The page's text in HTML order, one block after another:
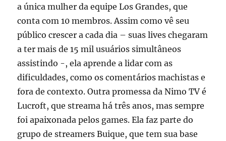
a única mulher da equipe Los Grandes, que
conta com 10 membros. Assim como vê seu
público crescer a cada dia – suas lives chegaram
a ter mais de 15 mil usuários simultâneos
assistindo -, ela aprende a lidar com as
dificuldades, como os comentários machistas e
fora de contexto. Outra promessa da Nimo TV é
Lucroft, que streama há três anos, mas sempre
foi apaixonada pelos games. Ela faz parte do
grupo de streamers Buique, que tem sua base